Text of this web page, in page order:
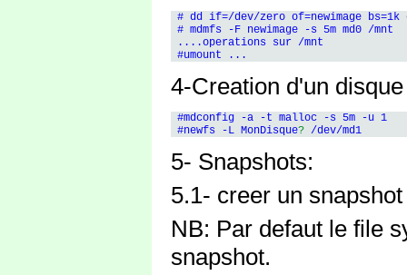
# dd if=/dev/zero of=newimage
# mdmfs -F newimage -s 5m md0 /mnt
....operations sur /mnt
4-Creation d'un
#mdconfig -a -t malloc -s 5m -u 1
#newfs -L MonDisque?
5- Snapshots:
5.1- creer un
NB: Par defaut le file
snapshot.